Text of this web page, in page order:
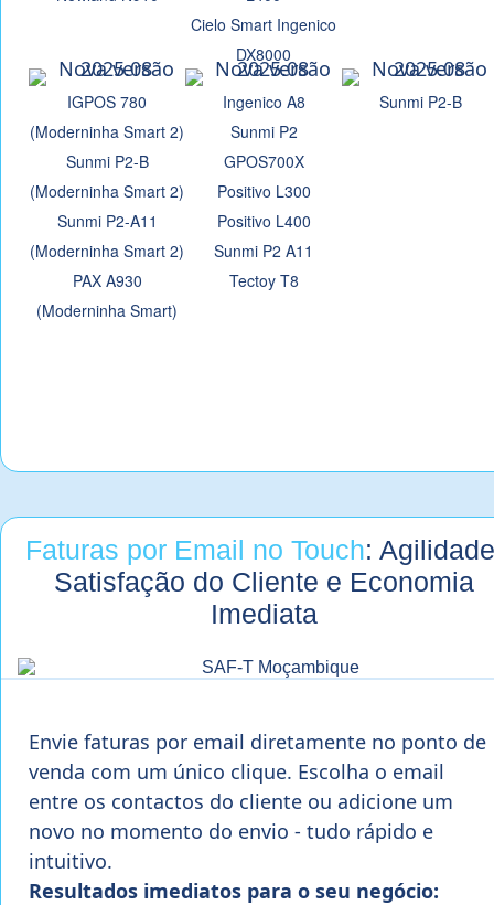
Cielo Smart Ingenico
DX8000
IGPOS 780
(Moderninha Smart 2)
Sunmi P2-B
(Moderninha Smart 2)
Sunmi P2-A11
(Moderninha Smart 2)
PAX A930
(Moderninha Smart)
Ingenico A8
Sunmi P2
GPOS700X
Positivo L300
Positivo L400
Sunmi P2 A11
Tectoy T8
Sunmi P2-B
Faturas por Email no Touch:
Satisfação do Cliente e Economia
Imediata
Envie faturas por email diretamente no ponto de
venda com um único clique. Escolha o email
entre os contactos do cliente ou adicione um
novo no momento do envio - tudo rápido e
intuitivo.
Resultados imediatos para o seu negócio: